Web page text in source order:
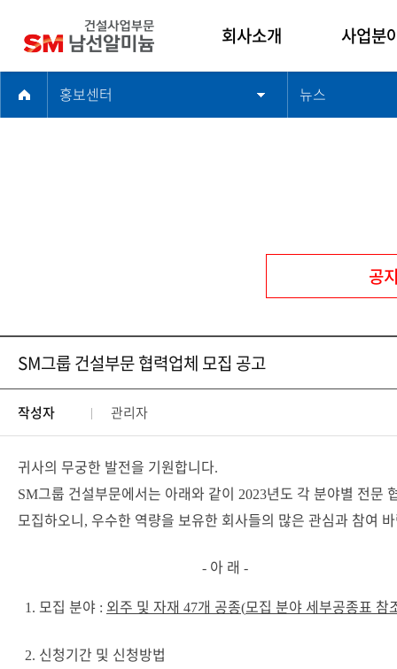
회사소개
인사말
찾아오시는길
사업분
건축사업
홍보센터 뉴스
공
SM그룹 건설부문 협력업체 모집 공고
작성자 관리자
귀사의 무궁한 발전을 기원합니다.
SM그룹 건설부문에서는 아래와 같이 2023년도 각 분야별 전문
모집하오니, 우수한 역량을 보유한 회사들의 많은 관심과 참여
- 아 래 -
1. 모집 분야 : 외주 및 자재 47개 공종(모집 분야 세부공종표 참
2. 신청기간 및 신청방법